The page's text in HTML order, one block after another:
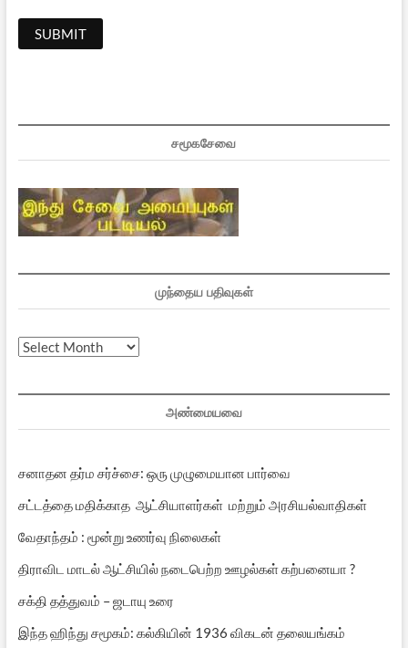
சமூகசேவை
முந்தைய பதிவுகள்
முந்தைய
அண்மையவை
சனாதன தர்ம சர்ச்சை: ஒரு முழுமையான பார்வை
சட்டத்தை மதிக்காத ஆட்சியாளர்கள் மற்றும் அரசியல்வாதிகள்
வேதாந்தம் : மூன்று உணர்வு நிலைகள்
திராவிட மாடல் ஆட்சியில் நடைபெற்ற ஊழல்கள் கற்பனையா ?
சக்தி தத்துவம் – ஜடாயு உரை
இந்த ஹிந்து சமூகம்: கல்கியின் 1936 விகடன் தலையங்கம்